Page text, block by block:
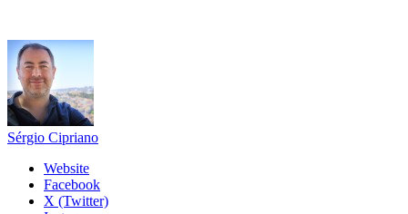
Sérgio Cipriano
Website
Facebook
X (Twitter)